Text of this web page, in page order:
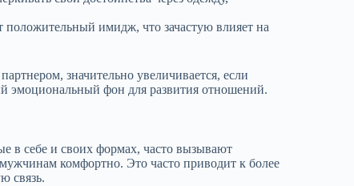
положительный имидж, что зачастую влияет на
значительно увеличивается, если
эмоциональный фон для развития отношений.
в себе и своих формах, часто вызывают
комфортно. Это часто приводит к более
связь.